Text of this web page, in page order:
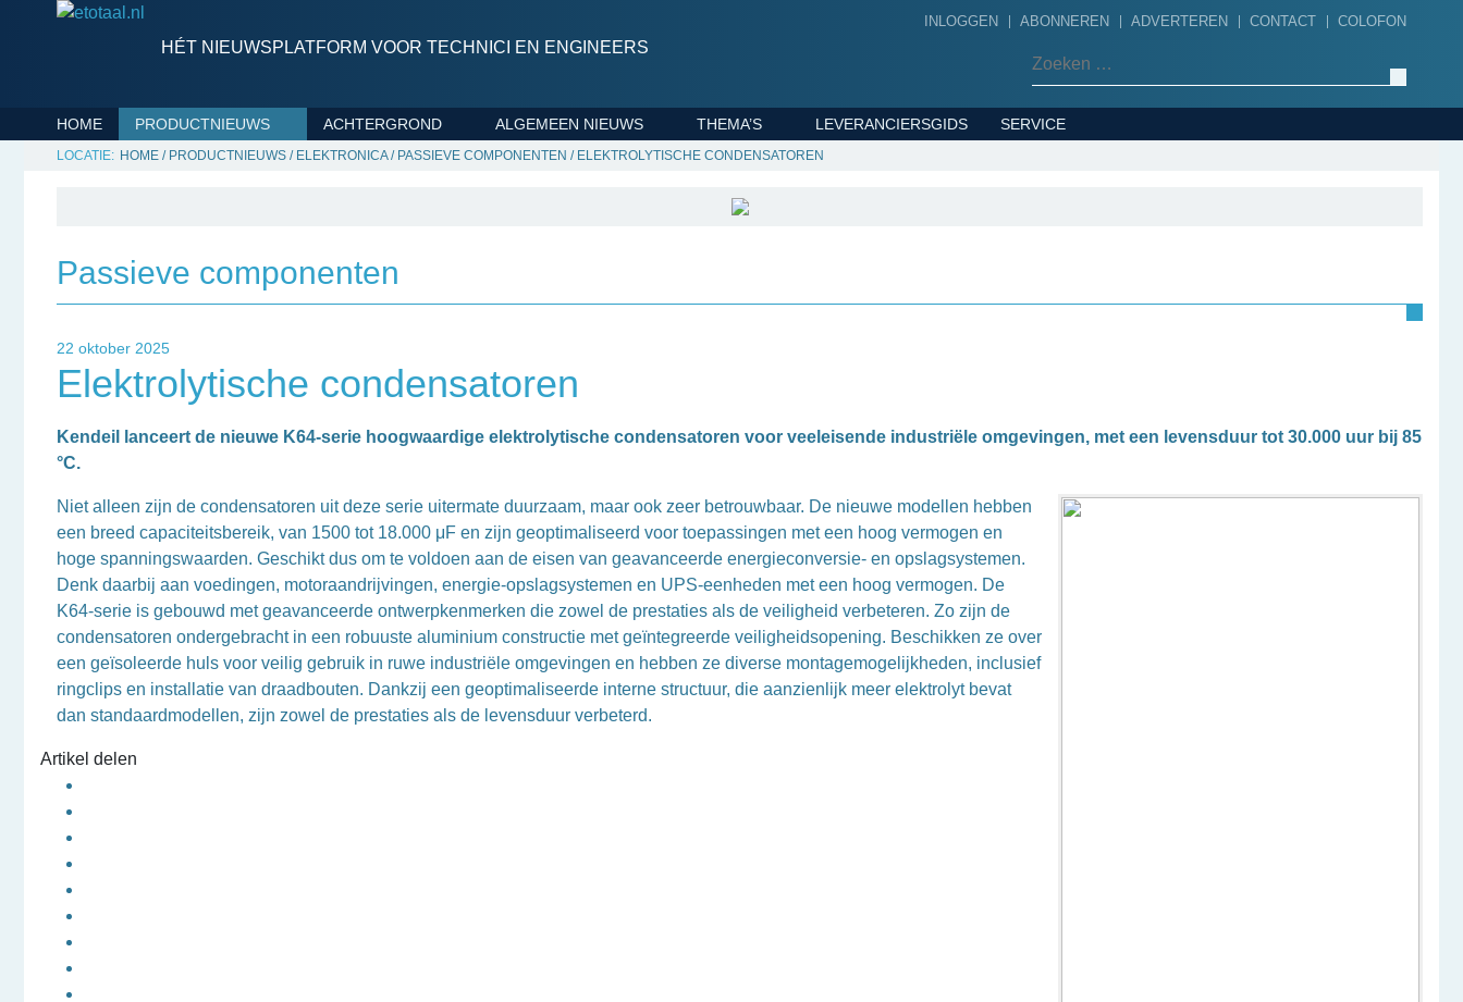
HÉT NIEUWSPLATFORM VOOR TECHNICI EN ENGINEERS
INLOGGEN ABONNEREN ADVERTEREN CONTACT COLOFON
HOME PRODUCTNIEUWS ACHTERGROND ALGEMEEN NIEUWS THEMA’S LEVERANCIERSGIDS SERVICE
HOME / PRODUCTNIEUWS / ELEKTRONICA/ PASSIEVE COMPONENTEN / ELEKTROLYTISCHE CONDENSATOREN
Passieve componenten
22 oktober 2025
Elektrolytische condensatoren
Kendeil lanceert de nieuwe K64-serie hoogwaardige elektrolytische condensatoren voor veeleisende industriële omgevingen, met een levensduur tot 30.000 uur bij 85
°C.
Niet alleen zijn de condensatoren uit deze serie uitermate duurzaam, maar ook zeer betrouwbaar. De nieuwe modellen hebben
een breed capaciteitsbereik, van 1500 tot 18.000 μF en zijn geoptimaliseerd voor toepassingen met een hoog vermogen en
hoge spanningswaarden. Geschikt dus om te voldoen aan de eisen van geavanceerde energieconversie- en opslagsystemen.
Denk daarbij aan voedingen, motoraandrijvingen, energie-opslagsystemen en UPS-eenheden met een hoog vermogen. De
K64-serie is gebouwd met geavanceerde ontwerpkenmerken die zowel de prestaties als de veiligheid verbeteren. Zo zijn de
condensatoren ondergebracht in een robuuste aluminium constructie met geïntegreerde veiligheidsopening. Beschikken ze over
een geïsoleerde huls voor veilig gebruik in ruwe industriële omgevingen en hebben ze diverse montagemogelijkheden, inclusief
ringclips en installatie van draadbouten. Dankzij een geoptimaliseerde interne structuur, die aanzienlijk meer elektrolyt bevat
dan standaardmodellen, zijn zowel de prestaties als de levensduur verbeterd.
Artikel delen